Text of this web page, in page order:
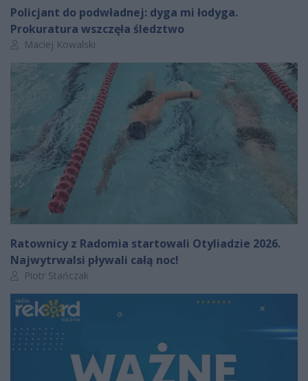
Policjant do podwładnej: dyga mi łodyga.
Prokuratura wszczęła śledztwo
Autor artykułu:
Maciej Kowalski
Ratownicy z Radomia startowali Otyliadzie 2026.
Najwytrwalsi pływali całą noc!
Autor artykułu:
Piotr Stańczak